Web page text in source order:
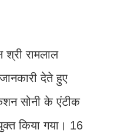
रामलाल
देते हुए
सोनी के एंटीक
किया गया। 16